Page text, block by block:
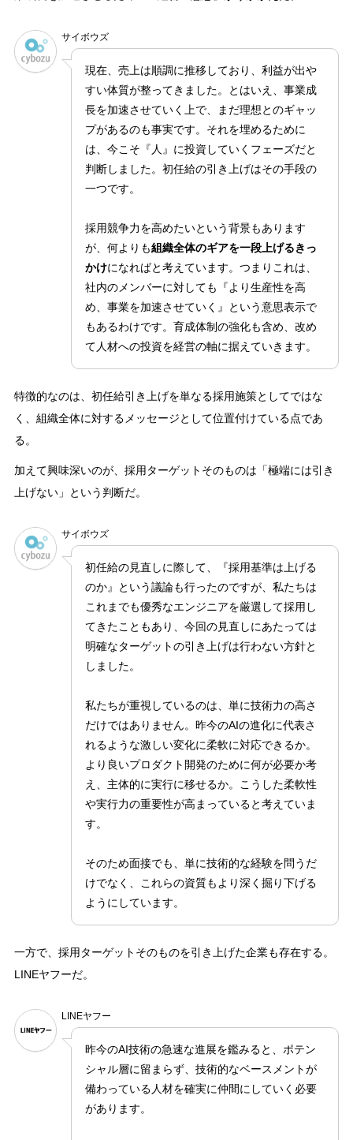
サイボウズ
現在、売上は順調に推移しており、利益が出や
すい体質が整ってきました。とはいえ、事業成
長を加速させていく上で、まだ理想とのギャッ
プがあるのも事実です。それを埋めるために
は、今こそ『人』に投資していくフェーズだと
判断しました。初任給の引き上げはその手段の
一つです。
採用競争力を高めたいという背景もあります
が、何よりも組織全体のギアを一段上げるきっ
かけになればと考えています。つまりこれは、
社内のメンバーに対しても『より生産性を高
め、事業を加速させていく』という意思表示で
もあるわけです。育成体制の強化も含め、改め
て人材への投資を経営の軸に据えていきます。
特徴的なのは、初任給引き上げを単なる採用施策としてではな
く、組織全体に対するメッセージとして位置付けている点であ
る。
加えて興味深いのが、採用ターゲットそのものは「極端には引き
上げない」という判断だ。
サイボウズ
初任給の見直しに際して、『採用基準は上げる
のか』という議論も行ったのですが、私たちは
これまでも優秀なエンジニアを厳選して採用し
てきたこともあり、今回の見直しにあたっては
明確なターゲットの引き上げは行わない方針と
しました。
私たちが重視しているのは、単に技術力の高さ
だけではありません。昨今のAIの進化に代表さ
れるような激しい変化に柔軟に対応できるか。
より良いプロダクト開発のために何が必要か考
え、主体的に実行に移せるか。こうした柔軟性
や実行力の重要性が高まっていると考えていま
す。
そのため面接でも、単に技術的な経験を問うだ
けでなく、これらの資質もより深く掘り下げる
ようにしています。
一方で、採用ターゲットそのものを引き上げた企業も存在する。
LINEヤフーだ。
LINEヤフー
昨今のAI技術の急速な進展を鑑みると、ポテン
シャル層に留まらず、技術的なベースメントが
備わっている人材を確実に仲間にしていく必要
があります。